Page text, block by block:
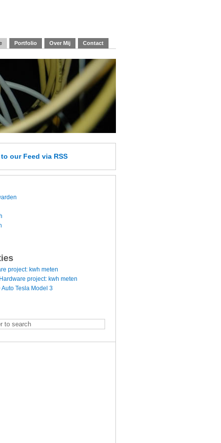
Portfolio Over Mij Contact
to our Feed via RSS
project: kwh meten
Hardware project: kwh meten
Auto Tesla Model 3